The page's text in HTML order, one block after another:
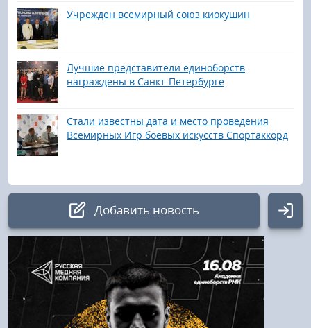
Учрежден всемирный союз киокушин
Лучшие представители единоборств
награждены в Санкт-Петербурге
Стали известны дата и место проведения
Всемирных Игр боевых искусств Спортаккорд
Добавить новость
Авторизация
Логин: